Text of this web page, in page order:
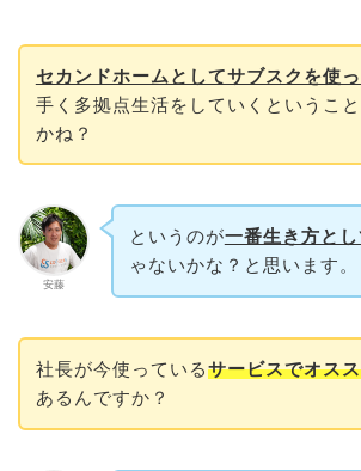
セカンドホームとしてサブスクを使
手く多拠点生活をしていくというこ
かね？
安藤
というのが一番生き方と
ゃないかな？と思います。
社長が今使っているサービスでオス
あるんですか？